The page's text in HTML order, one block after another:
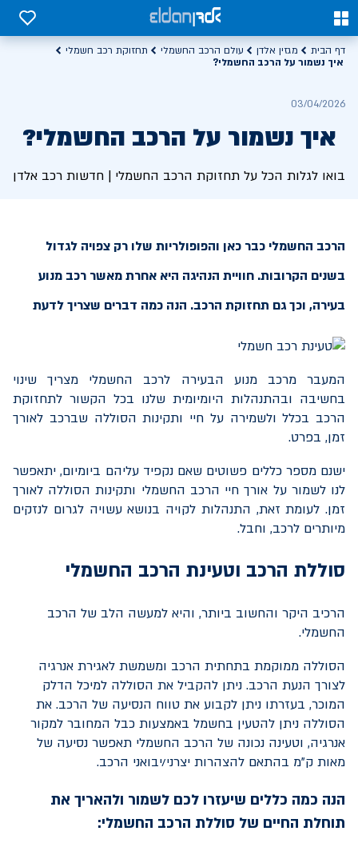
0
0
דף הבית מגזין אלדן עולם הרכב החשמלי
תחזוקת רכב חשמלי
איך נשמור על הרכב החשמלי?
03/04/2026
איך נשמור על הרכב החשמלי?
בואו לגלות הכל על תחזוקת הרכב החשמלי | חדשות רכב אלדן
הרכב החשמלי כבר כאן והפופולריות שלו רק צפויה לגדול
בשנים הקרובות. חוויית הנהיגה היא אחרת מאשר רכב מנוע
בעירה, וכך גם תחזוקת הרכב. הנה כמה דברים שצריך לדעת
המעבר מרכב מנוע הבעירה לרכב החשמלי מצריך שינוי
בחשיבה ובהתנהלות היומיומית שלנו בכל הקשור לתחזוקת
הרכב בכלל ולשמירה על חיי ותקינות הסוללה שברכב לאורך
זמן, בפרט.
ישנם מספר כללים פשוטים שאם נקפיד עליהם ביומיום, יתאפשר
לנו לשמור על אורך חיי הרכב החשמלי ותקינות הסוללה לאורך
זמן. לעומת זאת, התנהלות לקויה בנושא עשויה לגרום לנזקים
מיותרים לרכב, וחבל.
סוללת הרכב וטעינת הרכב החשמלי
הרכיב היקר והחשוב ביותר, והיא למעשה הלב של הרכב
החשמלי.
הסוללה ממוקמת בתחתית הרכב ומשמשת לאגירת אנרגיה
לצורך הנעת הרכב. ניתן להקביל את הסוללה למיכל הדלק
המוכר, בעזרתו ניתן לקבוע את טווח הנסיעה של הרכב. את
הסוללה ניתן להטעין בחשמל באמצעות כבל המחובר למקור
אנרגיה, וטעינה נכונה של הרכב החשמלי תאפשר נסיעה של
מאות ק"מ בהתאם להצהרות יצרני/יבואני הרכב.
הנה כמה כללים שיעזרו לכם לשמור ולהאריך את
תוחלת החיים של סוללת הרכב החשמלי: